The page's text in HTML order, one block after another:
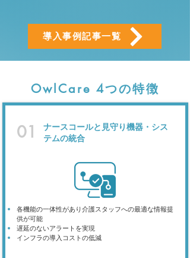
導入事例記事一覧
OwlCare 4つの特徴
01
ナースコールと見守り​機器・シス
テムの統合
各機能の一体性があり介護スタッフへの最適な情報提
供が可能
遅延のないアラートを実現
インフラの導入コストの低減